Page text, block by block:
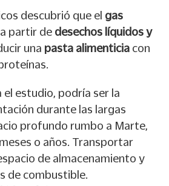
descubrió que el gas
partir de desechos líquidos y
una pasta alimenticia con
el estudio, podría ser la
durante las largas
profundo rumbo a Marte,
o años. Transportar
de almacenamiento y
de combustible.